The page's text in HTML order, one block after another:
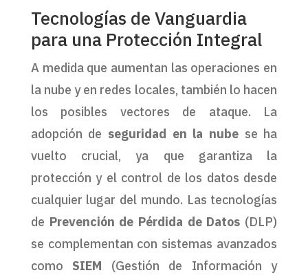
Tecnologías de Vanguardia
para una Protección Integral
A medida que aumentan las operaciones en
la nube y en redes locales, también lo hacen
los posibles vectores de ataque. La
adopción de seguridad en la nubese ha
vuelto crucial, ya que garantiza la
protección y el control de los datos desde
cualquier lugar del mundo. Las tecnologías
de Prevención de Pérdida de Datos (DLP)
se complementan con sistemas avanzados
como SIEM (Gestión de Información y